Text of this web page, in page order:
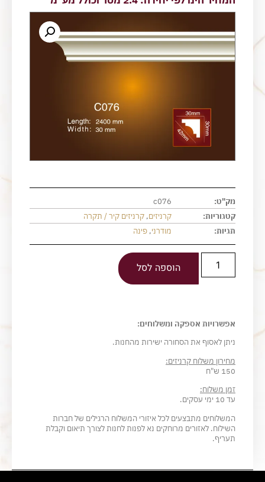
מק"ט:
c076
קטגוריות:
קרניזים, קרניזים קיר / תקרה
תגיות:
מודרני, פינה
הוספה לסל
אפשרויות אספקה ומשלוחים:
ניתן לאסוף את הסחורה ישירות מהחנות.
מחירון משלוח קרניזים:
150 ש"ח
זמן משלוח:
עד 10 ימי עסקים.
המשלוחים מתבצעים לכל איזורי המשלוח הרגילים של חברות
השילוח. לאזורים מרוחקים נא לפנות לחנות לצורך תיאום וקבלת
תעריף.